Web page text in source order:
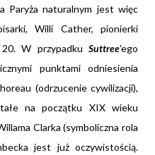
Paryża naturalnym jest więc
Willi Cather, pionierki
W przypadku Suttree'ego
punktami odniesienia
(odrzucenie cywilizacji),
na początku XIX wieku
Clarka (symboliczna rola
jest już oczywistością.